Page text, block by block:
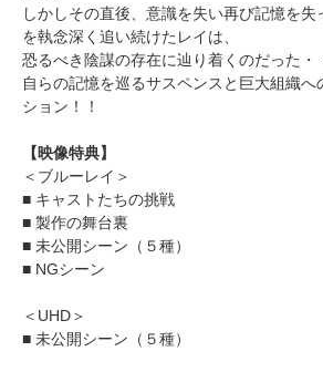
しかしその直後、意識を失い再び記憶を
を執念深く追い続けたレイは、
恐るべき陰謀の存在に辿り着くのだった・
自らの記憶を巡るサスペンスと巨大組織へ
ション！！
【映像特典】
＜ブルーレイ＞
■ キャストたちの挑戦
■ 製作の舞台裏
■ 未公開シーン（５種）
■ NGシーン
＜UHD＞
■ 未公開シーン（５種）